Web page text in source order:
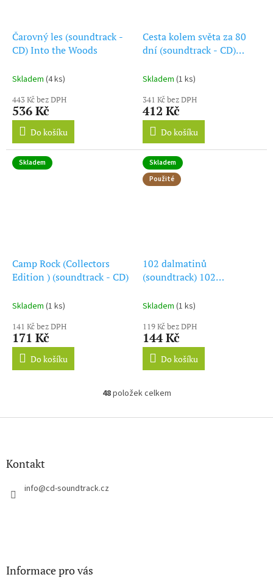
Čarovný les (soundtrack -
CD) Into the Woods
Skladem (4 ks)
443 Kč bez DPH
536 Kč
Do košíku
Cesta kolem světa za 80
dní (soundtrack - CD)
Days
Skladem (1 ks)
341 Kč bez DPH
412 Kč
Do košíku
Skladem
Camp Rock (Collectors
Edition ) (soundtrack - CD)
Skladem (1 ks)
141 Kč bez DPH
171 Kč
Do košíku
Skladem
Použité
102 dalmatinů
(soundtrack) 102
Skladem (1 ks)
119 Kč bez DPH
144 Kč
Do košíku
O
l
48položek celkem
Z
Kontakt
info@cd-soundtrack.cz
Informace pro vás